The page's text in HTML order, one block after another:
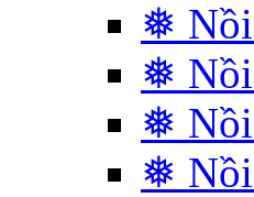
❅ Nồi
❅ Nồi
❅ Nồi
❅ Nồi